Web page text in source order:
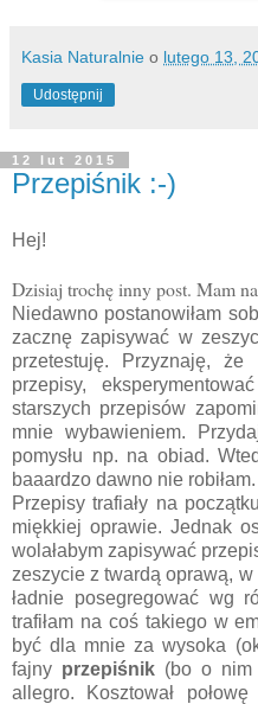
Kasia Naturalnie o lutego 13,
Udostępnij
12 lut 2015
Przepiśnik :-)
Hej!
Dzisiaj trochę inny post. Mam
Niedawno postanowiłam
zacznę zapisywać w
przetestuję. Przyznaję,
przepisy,
starszych przepisów
mnie wybawieniem.
pomysłu np. na obiad.
baaardzo dawno nie robiłam.
Przepisy trafiały na
miękkiej oprawie. Jednak
wolałabym zapisywać
zeszycie z twardą oprawą,
ładnie posegregować wg
trafiłam na coś takiego w
być dla mnie za wysoka
fajny przepiśnik(bo o nim
allegro. Kosztował